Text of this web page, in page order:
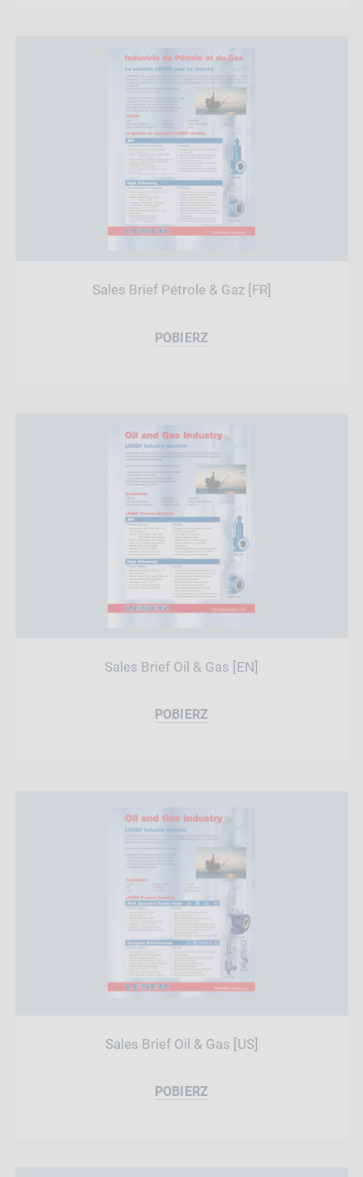
Sales Brief Pétrole & Gaz [FR]
POBIERZ
Sales Brief Oil & Gas [EN]
POBIERZ
Sales Brief Oil & Gas [US]
POBIERZ